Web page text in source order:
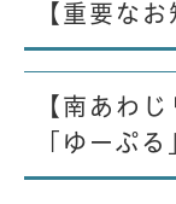
【重要なお
【南あわ
「ゆーぷ